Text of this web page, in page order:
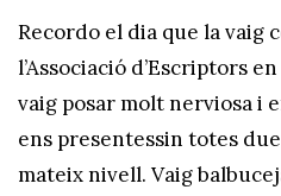
Recordo el dia que la vaig
l’Associació d’Escriptors
vaig posar molt nerviosa i
ens presentessin totes
mateix nivell. Vaig